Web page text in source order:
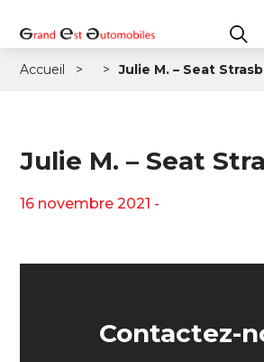
Accueil Julie M. – Seat
Julie M. – Seat
16 novembre 2021 -
Contactez-